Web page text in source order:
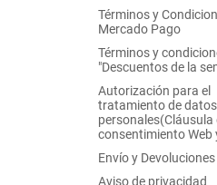
Términos y
Mercado Pago
Términos y
"Descuentos de la
Autorización para el
tratamiento de datos
personales(Cláusula
consentimiento Web
Envío y Devoluciones
Aviso de privacidad